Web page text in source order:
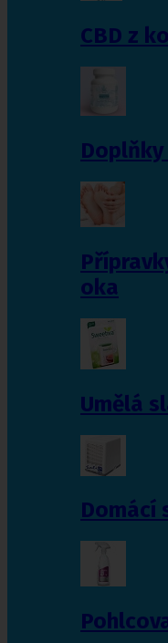
CBD z
oka
Umělá
Domácí